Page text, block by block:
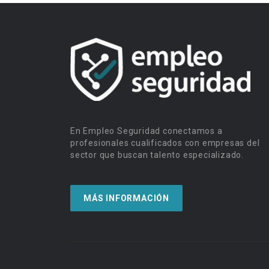
En Empleo Seguridad conectamos a
profesionales cualificados con empresas del
sector que buscan talento especializado.
MÁS INFORMACIÓN